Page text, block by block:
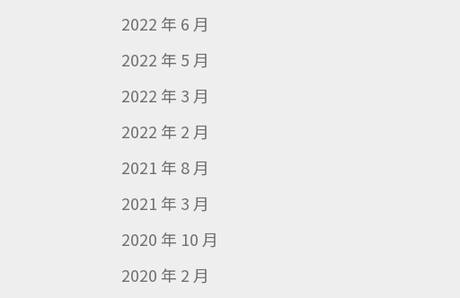
2022 年 6 月
2022 年 5 月
2022 年 3 月
2022 年 2 月
2021 年 8 月
2021 年 3 月
2020 年 10 月
2020 年 2 月